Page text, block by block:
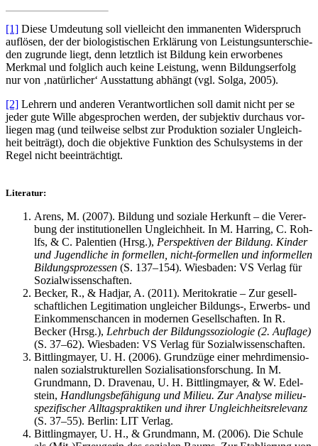
[1] Die­se Umdeu­tung soll viel­leicht den imma­nen­ten Wider­spruch
auf­lö­sen, der der bio­lo­gis­ti­schen Erklä­rung von Leis­tungs­un­ter­schie­
den zugrun­de liegt, denn letzt­lich ist Bil­dung kein erwor­be­nes
Merk­mal und folg­lich auch kei­ne Leis­tung, wenn Bil­dungs­er­folg
nur von ‚natür­li­cher‘ Aus­stat­tung abhängt (vgl. Sol­ga, 2005).
[2] Leh­rern und ande­ren Ver­ant­wort­li­chen soll damit nicht per se
jeder gute Wil­le abge­spro­chen wer­den, der sub­jek­tiv durch­aus vor­
lie­gen mag (und teil­wei­se selbst zur Pro­duk­ti­on sozia­ler Ungleich­
heit bei­trägt), doch die objek­ti­ve Funk­ti­on des Schul­sys­tems in der
Regel nicht beeinträchtigt.
Lite­ra­tur:
Are­ns, M. (2007). Bil­dung und sozia­le Her­kunft – die Ver­er­
bung der insti­tu­tio­nel­len Ungleich­heit. In M. Har­ring, C. Roh­
lfs, & C. Palen­ti­en (Hrsg.), Per­spek­ti­ven der Bil­dung. Kin­der
und Jugend­li­che in for­mel­len, nicht-for­mel­len und infor­mel­len
Bil­dungs­pro­zes­sen (S. 137–154). Wies­ba­den: VS Ver­lag für
Sozialwissenschaften.
Becker, R., & Hadjar, A. (2011). Meri­to­kra­tie – Zur gesell­
schaft­li­chen Legi­ti­ma­ti­on unglei­cher Bildungs‑, Erwerbs- und
Ein­kom­mens­chan­cen in moder­nen Gesell­schaf­ten. In R.
Becker (Hrsg.), Lehr­buch der Bil­dungs­so­zio­lo­gie (2. Auf­la­ge)
(S. 37–62). Wies­ba­den: VS Ver­lag für Sozialwissenschaften.
Bitt­ling­may­er, U. H. (2006). Grund­zü­ge einer mehr­di­men­sio­
na­len sozi­al­struk­tu­rel­len Sozia­li­sa­ti­ons­for­schung. In M.
Grund­mann, D. Dra­ven­au, U. H. Bitt­ling­may­er, & W. Edel­
stein, Hand­lungs­be­fä­hi­gung und Milieu. Zur Ana­ly­se milieu­
spe­zi­fi­scher All­tags­prak­ti­ken und ihrer Ungleich­heits­re­le­vanz
(S. 37–55). Ber­lin: LIT Verlag.
Bitt­ling­may­er, U. H., & Grund­mann, M. (2006). Die Schu­le